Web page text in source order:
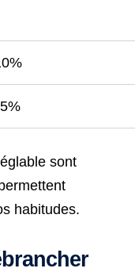
sont
habitudes.